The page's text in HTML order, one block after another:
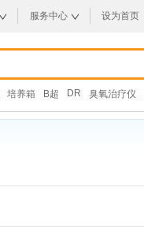
服务中心 设为首页
培养箱 B超 DR 臭氧治疗仪